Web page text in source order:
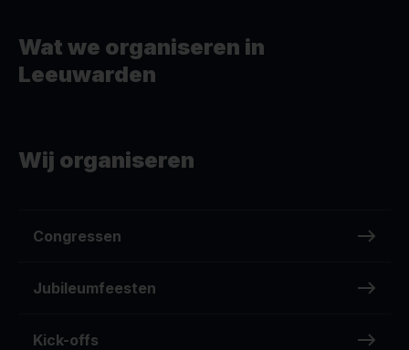
Wat we organiseren in
Leeuwarden
Wij organiseren
Congressen
Jubileumfeesten
Kick-offs